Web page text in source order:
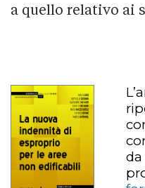
a quello relativo ai